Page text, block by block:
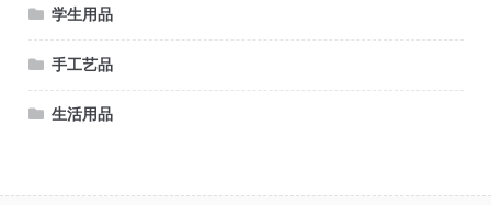
学生用品
手工艺品
生活用品